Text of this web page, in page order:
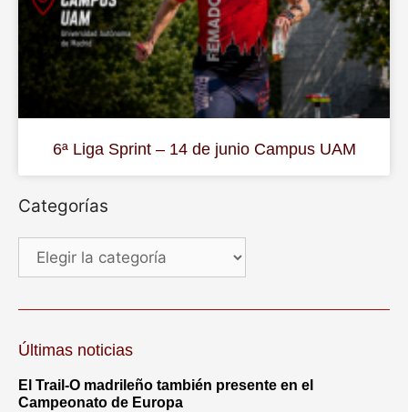
6ª Liga Sprint – 14 de junio Campus UAM
Categorías
Últimas noticias
El Trail-O madrileño también presente en el
Campeonato de Europa